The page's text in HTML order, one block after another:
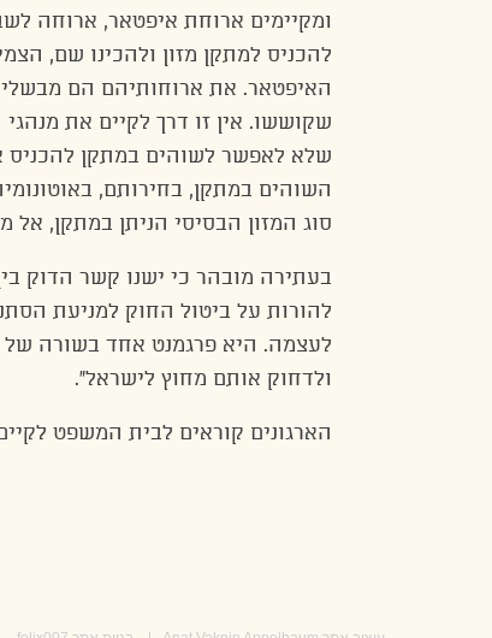
ומקיימים ארוחת איפטאר, ארוחה
להכניס למתקן מזון ולהכינו שם,
האיפטאר. את ארוחותיהם הם
שקוששו. אין זו דרך לקיים את
שלא לאפשר לשוהים במתקן להכניס
השוהים במתקן, בחירותם,
סוג המזון הבסיסי הניתן במתקן,
בעתירה מובהר כי ישנו קשר הדוק
להורות על ביטול החוק למניעת
לעצמה. היא פרגמנט אחד בשורה
ולדחוק אותם מחוץ לישראל”.
הארגונים קוראים לבית המשפט